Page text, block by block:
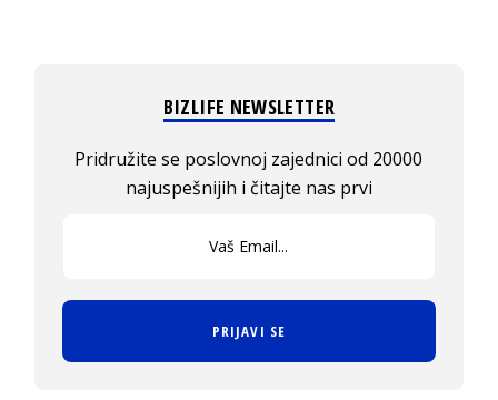
BIZLIFE NEWSLETTER
Pridružite se poslovnoj zajednici od 20000
najuspešnijih i čitajte nas prvi
PRIJAVI SE